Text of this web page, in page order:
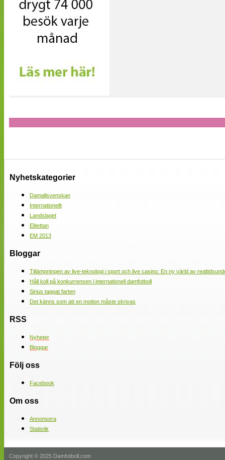
Nyhetskategorier
Damallsvenskan
Internationellt
Landslaget
Elitettan
EM 2013
Bloggar
Tillämpningen av live-teknologi i sport och live casino: En ny värld av
Håll koll på konkurrensen i internationell damfotboll
Sirius tappat farten
Det känns som att en motion måste skrivas
RSS
Nyheter
Bloggar
Följ oss
Facebook
Om oss
Annonsera
Statistik
Copyright © 2025 Damfotboll.com